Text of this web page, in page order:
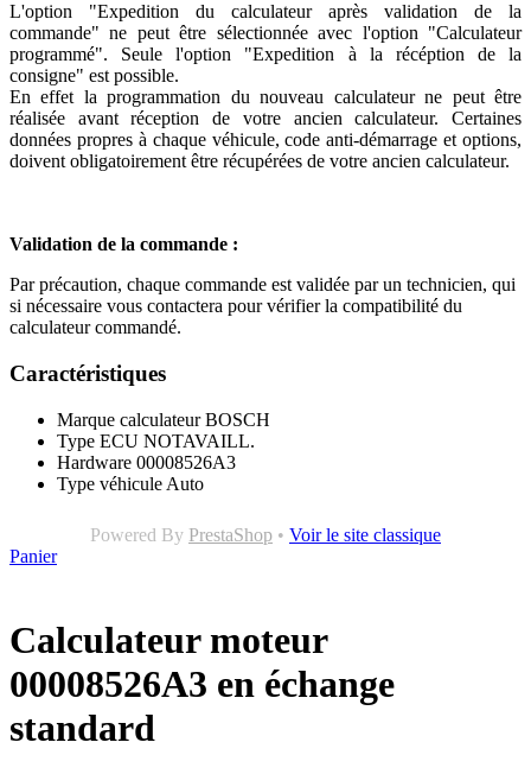
L'option "Expedition du calculateur après validation de la
commande" ne peut être sélectionnée avec l'option "Calculateur
programmé". Seule l'option "Expedition à la récéption de la
consigne" est possible.
En effet la programmation du nouveau calculateur ne peut être
réalisée avant réception de votre ancien calculateur. Certaines
données propres à chaque véhicule, code anti-démarrage et options,
doivent obligatoirement être récupérées de votre ancien calculateur.
Validation de la commande :
Par précaution, chaque commande est validée par un technicien, qui
si nécessaire vous contactera pour vérifier la compatibilité du
calculateur commandé.
Caractéristiques
Marque calculateur BOSCH
Type ECU NOTAVAILL.
Hardware 00008526A3
Type véhicule Auto
Powered By PrestaShop • Voir le site classique
Panier
Calculateur moteur
00008526A3 en échange
standard